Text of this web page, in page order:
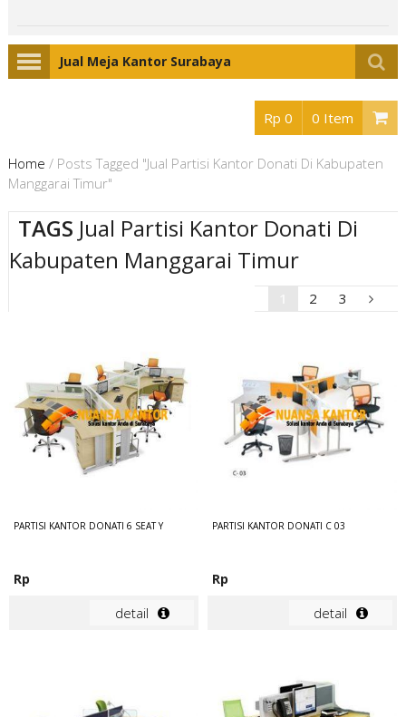
Jual Meja Kantor Surabaya
Rp 0 0 Item
Home / Posts Tagged "Jual Partisi Kantor Donati Di Kabupaten
Manggarai Timur"
TAGS Jual Partisi Kantor Donati Di
Kabupaten Manggarai Timur
2 3
PARTISI KANTOR DONATI 6 SEAT Y
Rp
detail
PARTISI KANTOR DONATI C 03
Rp
detail